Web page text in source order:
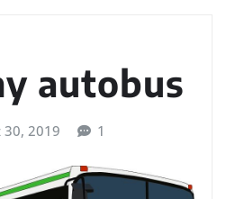
autobus
30, 2019 1